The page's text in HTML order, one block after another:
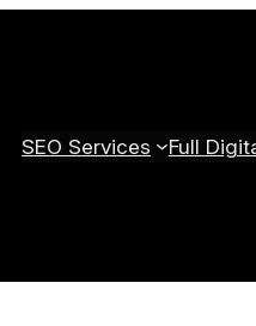
SEO Services Full